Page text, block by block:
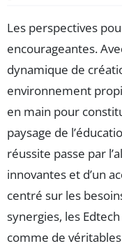
Les perspectives
encourageantes.
dynamique de
environnement
en main pour
paysage de
réussite passe par
innovantes et d’un
centré sur les
synergies, les
comme de